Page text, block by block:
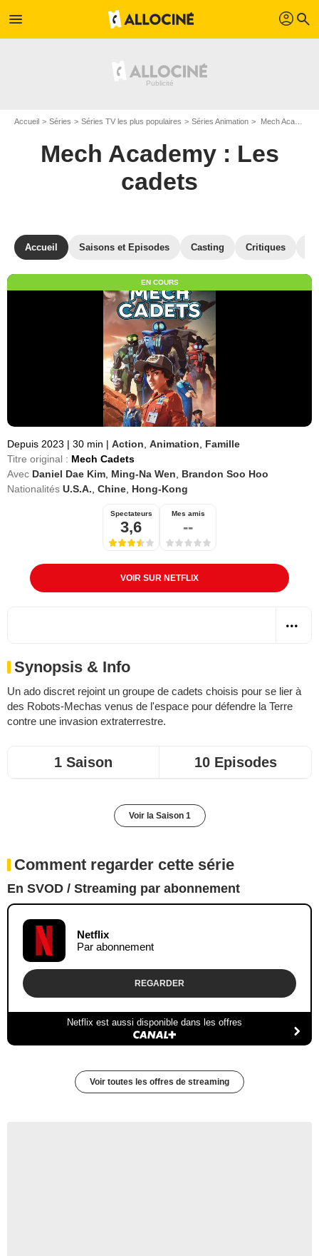
menu profil search
Accueil Séries Séries TV les plus populaires Séries Animation Mech Academy : Les cadets
Mech Academy : Les
cadets
Accueil Saisons et Episodes Casting Critiques
EN COURS
Depuis 2023 | 30 min | Action Animation
Famille
Titre original : Mech Cadets
Avec Daniel Dae Kim Ming-Na Wen
Brandon Soo Hoo
Nationalités U.S.A. Chine Hong-Kong
Spectateurs
3,6
Mes amis
--
VOIR SUR NETFLIX
Synopsis & Info
Un ado discret rejoint un groupe de cadets choisis pour se lier à
des Robots-Mechas venus de l'espace pour défendre la Terre
contre une invasion extraterrestre.
1 Saison 10 Episodes
Voir la Saison 1
Comment regarder cette série
En SVOD / Streaming par abonnement
Netflix
Par abonnement
REGARDER
Netflix est aussi disponible dans les offres
Voir toutes les offres de streaming